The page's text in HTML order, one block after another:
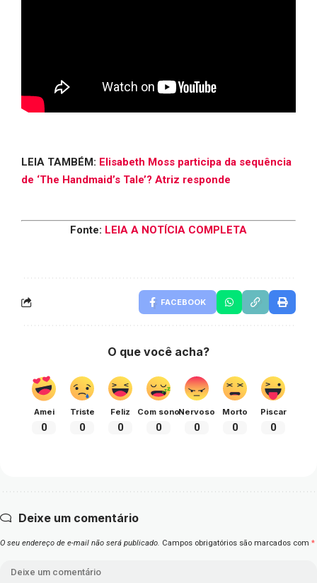
LEIA TAMBÉM: Elisabeth Moss participa da sequência
de ‘The Handmaid’s Tale’? Atriz responde
Fonte: LEIA A NOTÍCIA COMPLETA
FACEBOOK
O que você acha?
Amei
0
Triste
0
Feliz
0
Com sono
0
Nervoso
0
Morto
0
Piscar
0
Deixe um comentário
O seu endereço de e-mail não será publicado. Campos obrigatórios são marcados com *